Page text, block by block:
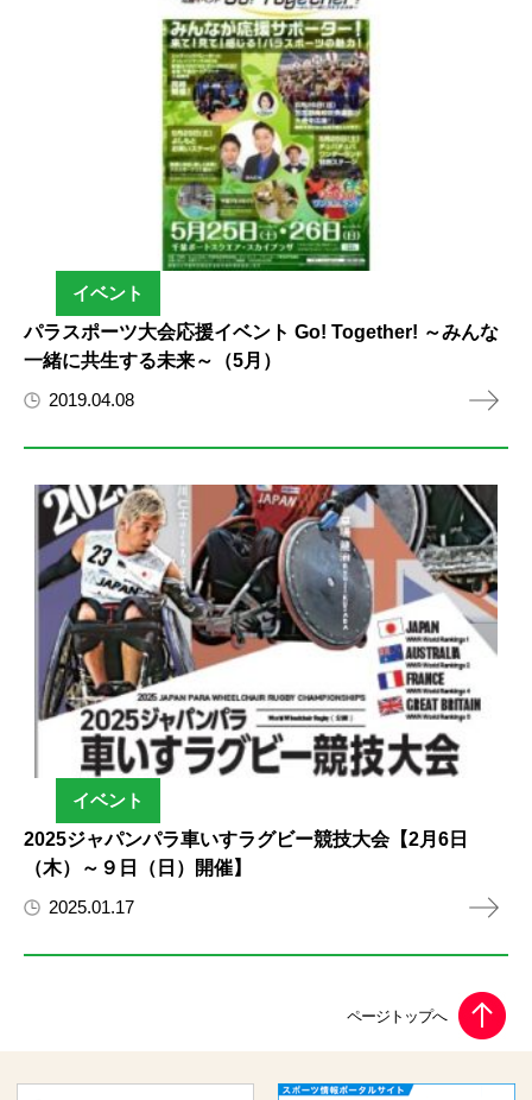
イベント
パラスポーツ大会応援イベント Go! Together! ～みんな
一緒に共生する未来～（5月）
2019.04.08
イベント
2025ジャパンパラ車いすラグビー競技大会【2月6日
（木）～９日（日）開催】
2025.01.17